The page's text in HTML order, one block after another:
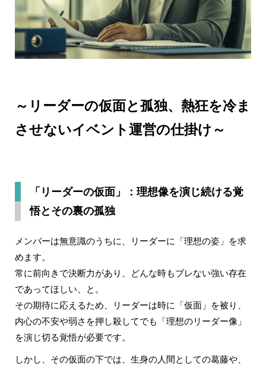
～リーダーの仮面と孤独、熱狂を冷ま
させないイベント運営の仕掛け～
「リーダーの仮面」：理想像を演じ続ける覚
悟とその裏の孤独
メンバーは無意識のうちに、リーダーに「理想の姿」を求
めます。
常に前向きで決断力があり、どんな時もブレない強い存在
であってほしい、と。
その期待に応えるため、リーダーは時に「仮面」を被り、
内心の不安や弱さを押し殺してでも「理想のリーダー像」
を演じ切る覚悟が必要です。
しかし、その仮面の下では、生身の人間としての葛藤や、